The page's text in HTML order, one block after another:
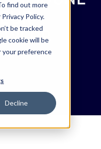
find out more
Policy.
be tracked
cookie will be
your preference
Decline